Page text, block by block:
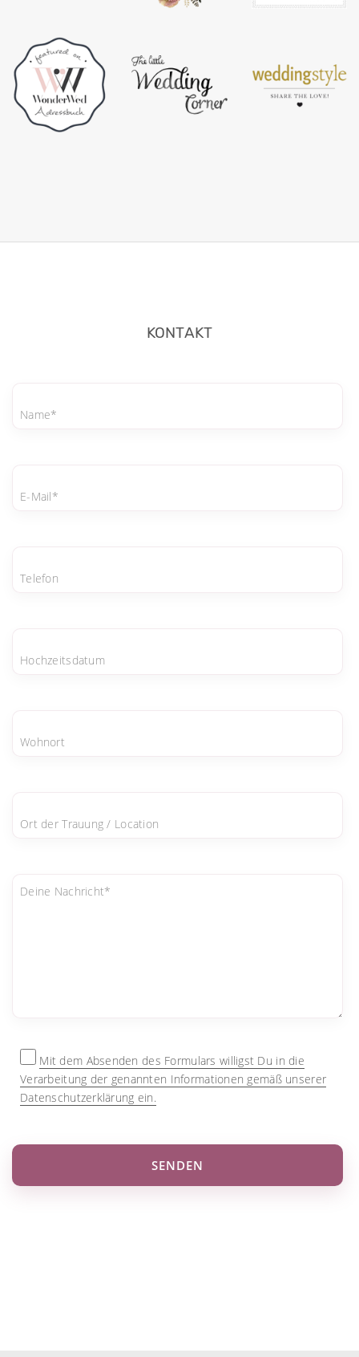
KONTAKT
Name*
E-Mail*
Telefon
Hochzeitsdatum
Wohnort
Ort der Trauung / Location
Deine Nachricht*
Mit dem Absenden des Formulars willigst Du in die
Verarbeitung der genannten Informationen gemäß unserer
Datenschutzerklärung ein.